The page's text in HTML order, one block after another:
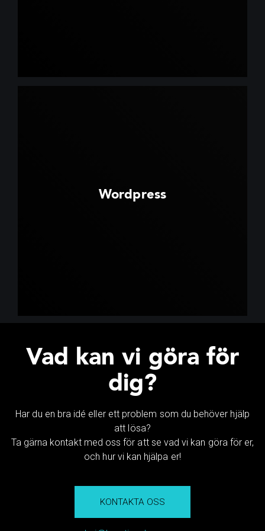
Wordpress
Vad kan vi göra för
dig?
Har du en bra idé eller ett problem som du behöver hjälp
att lösa?
Ta gärna kontakt med oss för att se vad vi kan göra för er,
och hur vi kan hjälpa er!
KONTAKTA OSS